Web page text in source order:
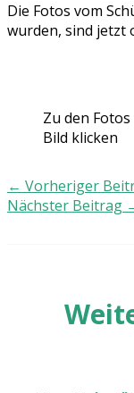
Die Fotos vom
wurden, sind jetzt
Zu den
Bild klicken
← Vorheriger
Nächster Beitrag